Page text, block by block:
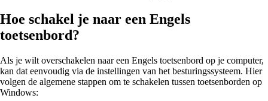
Hoe schakel je naar een Engels
toetsenbord?
Als je wilt overschakelen naar een Engels toetsenbord op je computer,
kan dat eenvoudig via de instellingen van het besturingssysteem. Hier
volgen de algemene stappen om te schakelen tussen toetsenborden op
Windows: